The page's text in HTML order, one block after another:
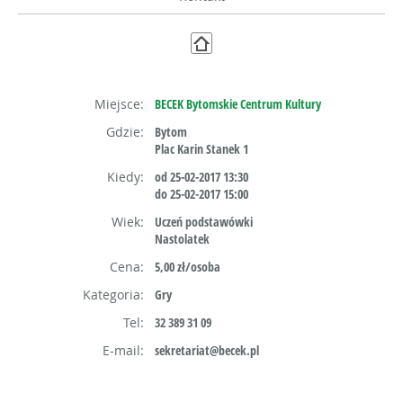
Miejsce:
BECEK Bytomskie Centrum Kultury
Gdzie:
Bytom
Plac Karin Stanek 1
Kiedy:
od 25-02-2017 13:30
do 25-02-2017 15:00
Wiek:
Uczeń podstawówki
Nastolatek
Cena:
5,00 zł/osoba
Kategoria:
Gry
Tel:
32 389 31 09
E-mail:
sekretariat@becek.pl